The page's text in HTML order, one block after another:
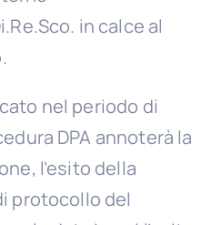
in calce al
nel periodo di
DPA annoterà la
l’esito della
protocollo del